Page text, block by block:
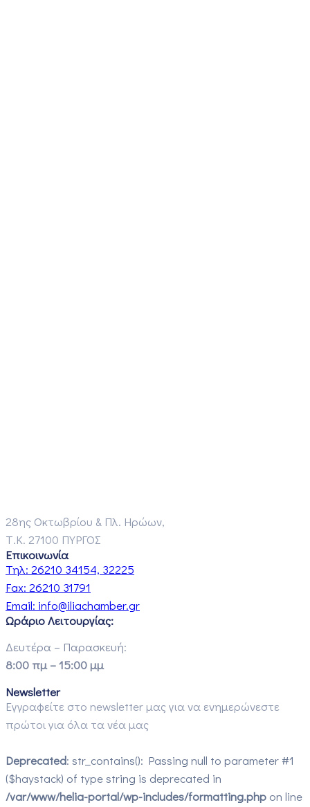
28ης Οκτωβρίου & Πλ. Ηρώων,
Τ.Κ. 27100 ΠΥΡΓΟΣ
Επικοινωνία
Τηλ: 26210 34154, 32225
Fax: 26210 31791
Email: info@iliachamber.gr
Ωράριο Λειτουργίας:
Δευτέρα – Παρασκευή:
8:00 πμ – 15:00 μμ
Newsletter
Εγγραφείτε στο newsletter μας για να ενημερώνεστε
πρώτοι για όλα τα νέα μας
Deprecated: str_contains(): Passing null to parameter #1
($haystack) of type string is deprecated in
/var/www/helia-portal/wp-includes/formatting.php on line